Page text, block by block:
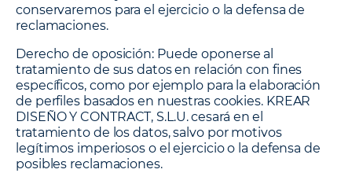
conservaremos para el ejercicio o la defensa de
reclamaciones.
Derecho de oposición:Puede oponerse al
tratamiento de sus datos en relación con fines
específicos, como por ejemplo para la elaboración
de perfiles basados en nuestras cookies. KREAR
DISEÑO Y CONTRACT, S.L.U. cesará en el
tratamiento de los datos, salvo por motivos
legítimos imperiosos o el ejercicio o la defensa de
posibles reclamaciones.